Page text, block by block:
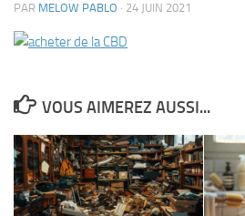
PAR MELOW PABLO · 24 JUIN 2021
VOUS AIMEREZ AUSSI...